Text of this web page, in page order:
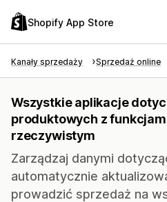
Shopify App Store
Kanały sprzedaży Sprzedaż online
Wszystkie aplikacje
produktowych z
rzeczywistym
Zarządzaj danymi
automatycznie
prowadzić sprzedaż na